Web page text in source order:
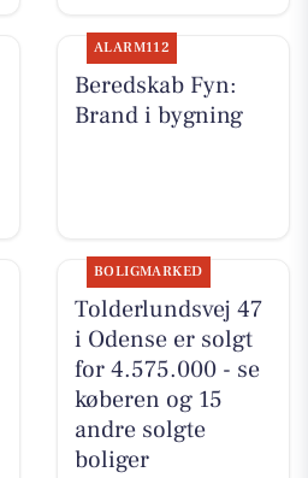
ALARM112
Beredskab Fyn:
Brand i bygning
BOLIGMARKED
Tolderlundsvej 47
i Odense er solgt
for 4.575.000 - se
køberen og 15
andre solgte
boliger